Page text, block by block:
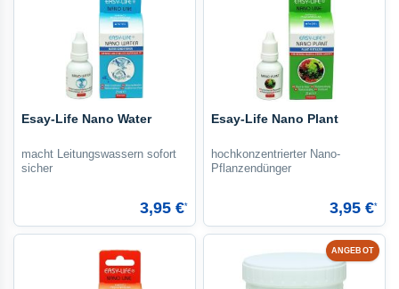
Esay-Life Nano Water
macht Leitungswassern sofort
sicher
3,95 €*
Esay-Life Nano Plant
hochkonzentrierter Nano-
Pflanzendünger
3,95 €*
ANGEBOT